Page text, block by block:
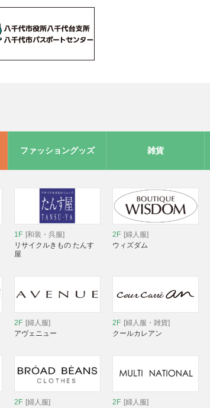
ファッショングッズ 雑貨
1F [和装・呉服]
リサイクルきもの たんす
屋
2F [婦人服]
ウィズダム
2F [婦人服]
アヴェニュー
2F [婦人服・雑貨]
クールカレアン
2F [婦人服]
2F [婦人服]